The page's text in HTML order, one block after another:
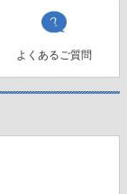
よくあるご質問